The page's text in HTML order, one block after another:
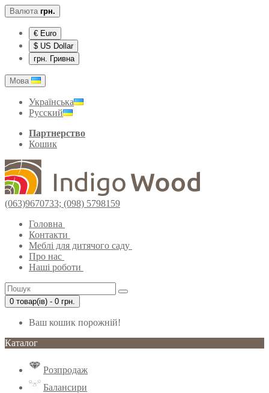
Валюта грн.
€ Euro
$ US Dollar
грн. Гривна
Мова
Українська
Русский
Партнерство
Кошик
(063)9670733; (098) 5798159
Головна
Контакти
Меблі для дитячого саду
Про нас
Наші роботи
0 товар(ів) - 0 грн.
Ваш кошик порожній!
Каталог
Розпродаж
Балансири